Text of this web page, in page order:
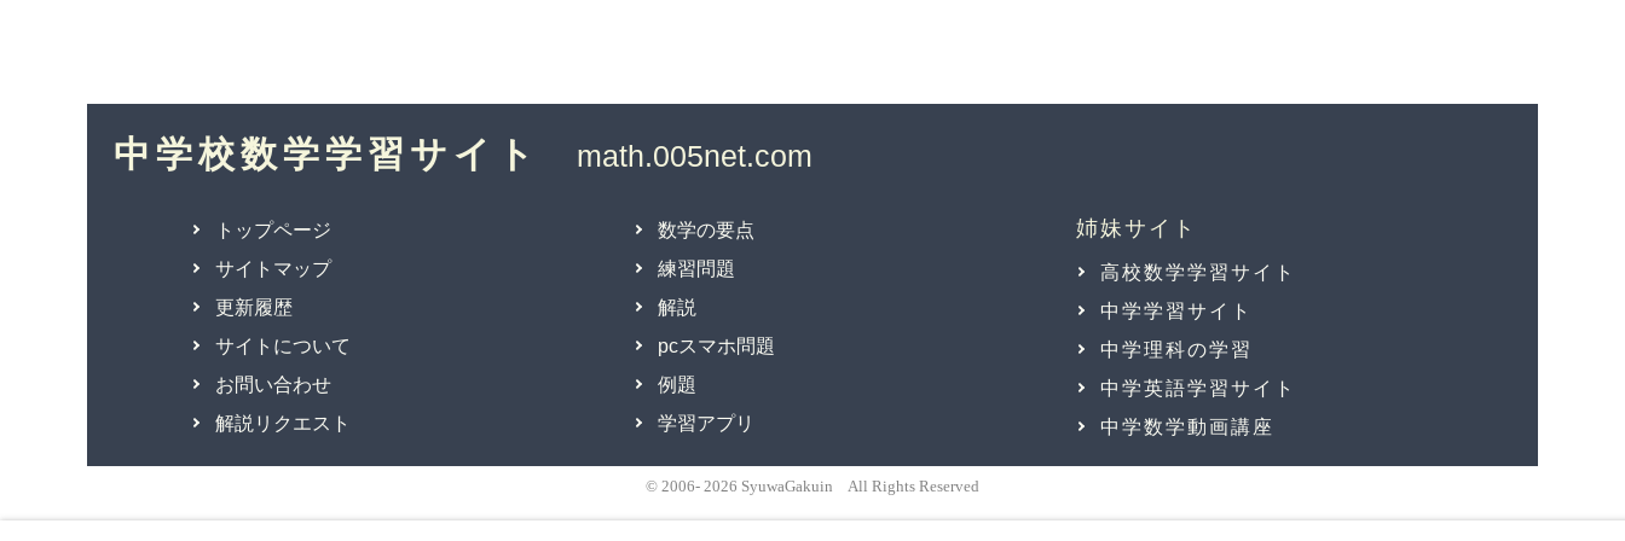
中学校数学学習サイト
トップページ
サイトマップ
更新履歴
サイトについて
お問い合わせ
解説リクエスト
数学の要点
練習問題
解説
pcスマホ問題
例題
学習アプリ
高校数学学習サイト
中学学習サイト
中学理科の学習
中学英語学習サイト
中学数学動画講座
© 2006- 2026 SyuwaGakuin All Rights Reserved